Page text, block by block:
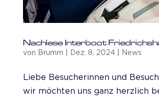
Nachlese Interboot
von Brumm Dez. 8, 2024| News
Liebe Besucherinnen und
wir möchten uns ganz herzlich